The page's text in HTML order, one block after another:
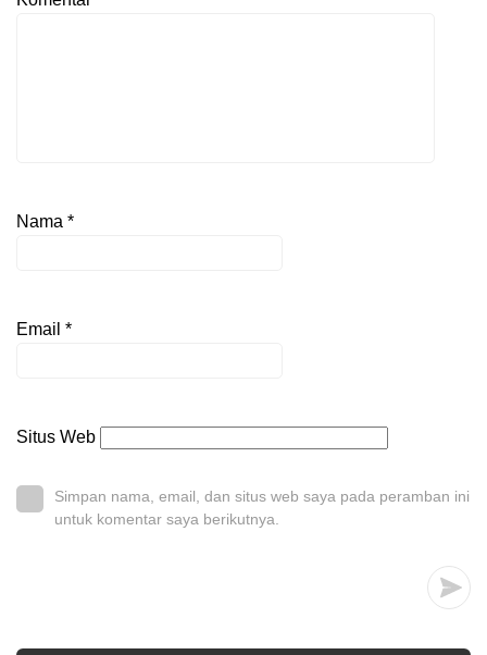
Nama *
Email *
Situs Web
Simpan nama, email, dan situs web saya pada peramban ini
untuk komentar saya berikutnya.